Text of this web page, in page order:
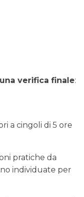
verifica finale:
a cingoli di 5 ore
pratiche da
individuate per